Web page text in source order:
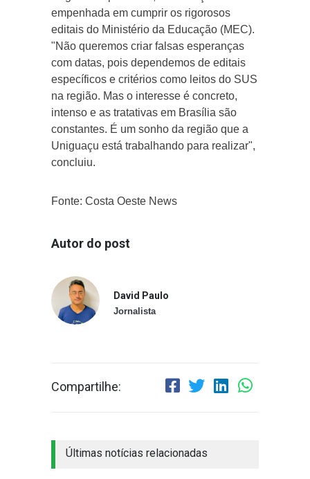
empenhada em cumprir os rigorosos
editais do Ministério da Educação (MEC).
"Não queremos criar falsas esperanças
com datas, pois dependemos de editais
específicos e critérios como leitos do SUS
na região. Mas o interesse é concreto,
intenso e as tratativas em Brasília são
constantes. É um sonho da região que a
Uniguaçu está trabalhando para realizar",
concluiu.
Fonte: Costa Oeste News
Autor do post
David Paulo
Jornalista
Compartilhe:
Últimas notícias relacionadas